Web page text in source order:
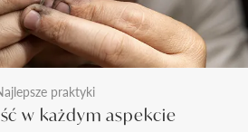
praktyki
w każdym aspekcie